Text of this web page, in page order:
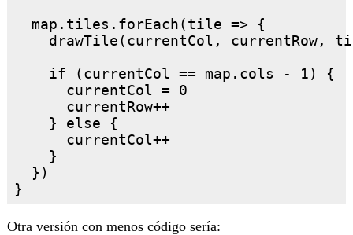
  map.tiles.forEach(tile => {
drawTile(currentCol, currentRow,
    if (currentCol == map.cols - 1) {
      currentCol = 0
      currentRow++
    } else {
      currentCol++
    }
  })
Otra versión con menos código sería: